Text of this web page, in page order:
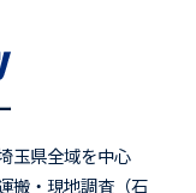
玉県全域を中心
搬・現地調査（石